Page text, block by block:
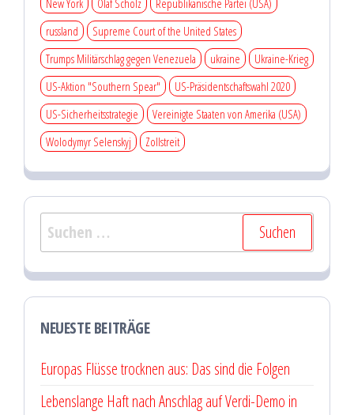
New York Olaf Scholz
Republikanische Partei (USA)
russland
Supreme Court of the United States
Trumps Militärschlag gegen Venezuela
ukraine
Ukraine-Krieg
US-Aktion "Southern Spear"
US-Präsidentschaftswahl 2020
US-Sicherheitsstrategie
Vereinigte Staaten von Amerika (USA)
Wolodymyr Selenskyj
Zollstreit
Suchen
nach:
NEUESTE BEITRÄGE
Europas Flüsse trocknen aus: Das sind die Folgen
Lebenslange Haft nach Anschlag auf Verdi-Demo in